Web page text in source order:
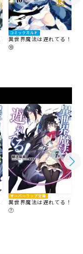
コミックガルド
異世界魔法は遅れてる！
⑩
オーバーラップ文庫
異世界魔法は遅れてる！
⑦